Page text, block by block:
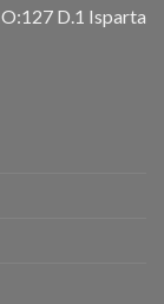
D.1 Isparta